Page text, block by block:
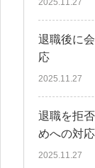
2025.11.27
退職後に
応
2025.11.27
退職を拒
めへの対
2025.11.27